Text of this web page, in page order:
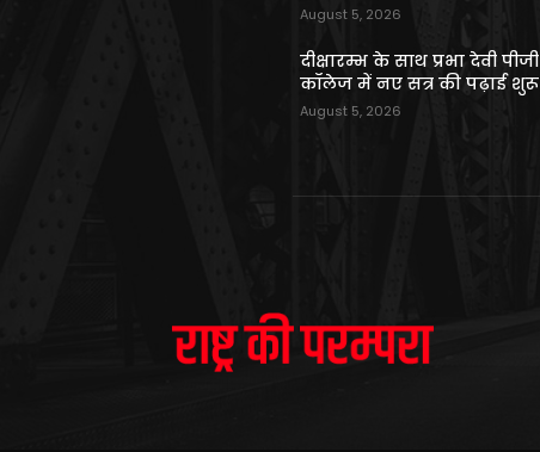
August 5, 2026
दीक्षारम्भ के साथ प्रभा देवी पीजी
कॉलेज में नए सत्र की पढ़ाई शुरू
August 5, 2026